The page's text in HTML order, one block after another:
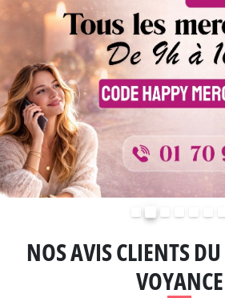
NOS AVIS CLIENTS
VOYANCE